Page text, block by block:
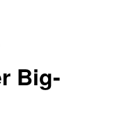
Big-